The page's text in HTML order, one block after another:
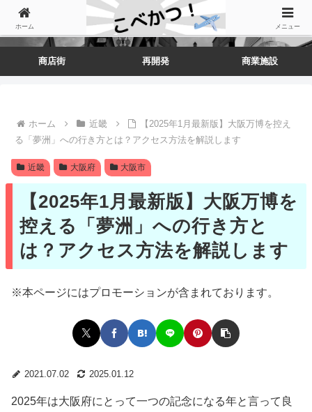
商店街 再開発 商業施設
ホーム 近畿
【2025年1月最新版】大阪万博を控え
る「夢洲」への行き方とは？アクセス方法を解説します
近畿 大阪府 大阪市
【2025年1月最新版】大阪万博を
控える「夢洲」への行き方と
は？アクセス方法を解説します
※本ページにはプロモーションが含まれております。
2021.07.02 2025.01.12
2025年は大阪府にとって一つの記念になる年と言って良
ホーム メニュー